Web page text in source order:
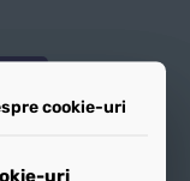
cookie-uri
uri
cookie-uri
uri